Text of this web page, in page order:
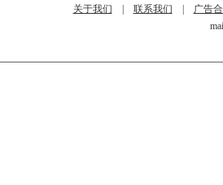
关于我们
联系我们
广告